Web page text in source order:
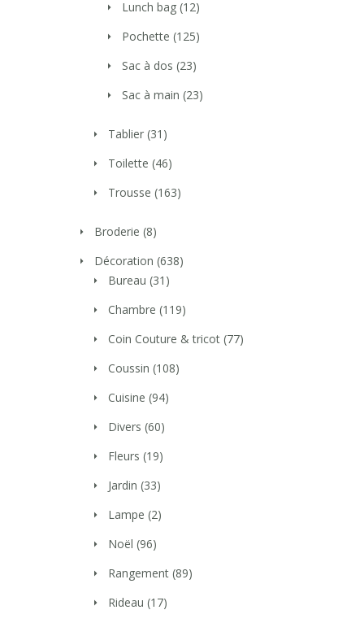
Lunch bag (12)
Pochette (125)
Sac à dos (23)
Sac à main (23)
Tablier (31)
Toilette (46)
Trousse (163)
Broderie (8)
Décoration (638)
Bureau (31)
Chambre (119)
Coin Couture & tricot (77)
Coussin (108)
Cuisine (94)
Divers (60)
Fleurs (19)
Jardin (33)
Lampe (2)
Noël (96)
Rangement (89)
Rideau (17)